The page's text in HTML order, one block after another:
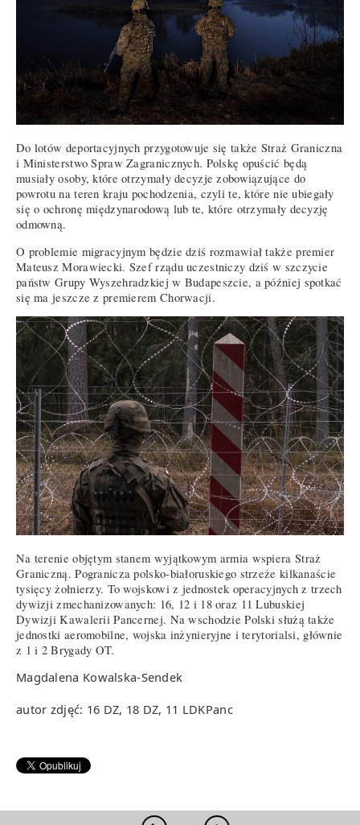
Do lotów deportacyjnych przygotowuje się także Straż Graniczna
i Ministerstwo Spraw Zagranicznych. Polskę opuścić będą
musiały osoby, które otrzymały decyzje zobowiązujące do
powrotu na teren kraju pochodzenia, czyli te, które nie ubiegały
się o ochronę międzynarodową lub te, które otrzymały decyzję
odmowną.
O problemie migracyjnym będzie dziś rozmawiał także premier
Mateusz Morawiecki. Szef rządu uczestniczy dziś w szczycie
państw Grupy Wyszehradzkiej w Budapeszcie, a później spotkać
się ma jeszcze z premierem Chorwacji.
Na terenie objętym stanem wyjątkowym armia wspiera Straż
Graniczną. Pogranicza polsko-białoruskiego strzeże kilkanaście
tysięcy żołnierzy. To wojskowi z jednostek operacyjnych z trzech
dywizji zmechanizowanych: 16, 12 i 18 oraz 11 Lubuskiej
Dywizji Kawalerii Pancernej. Na wschodzie Polski służą także
jednostki aeromobilne, wojska inżynieryjne i terytorialsi, głównie
z 1 i 2 Brygady OT.
Magdalena Kowalska-Sendek
autor zdjęć: 16 DZ, 18 DZ, 11 LDKPanc